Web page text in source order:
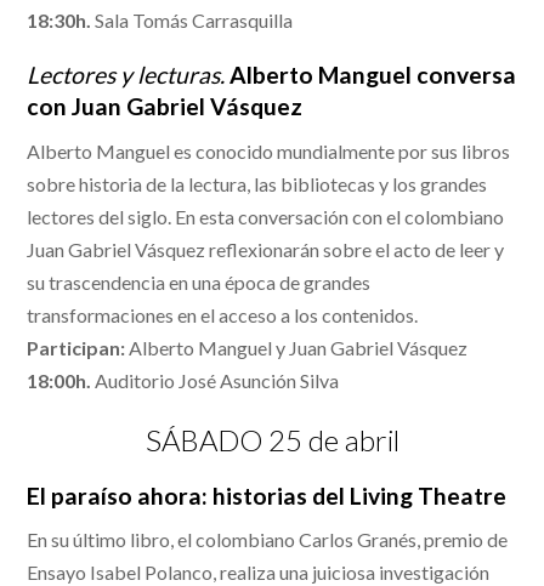
18:30h.Sala Tomás Carrasquilla
Lectores y lecturas.Alberto Manguel conversa
con Juan Gabriel Vásquez
Alberto Manguel es conocido mundialmente por sus libros
sobre historia de la lectura, las bibliotecas y los grandes
lectores del siglo. En esta conversación con el colombiano
Juan Gabriel Vásquez reflexionarán sobre el acto de leer y
su trascendencia en una época de grandes
transformaciones en el acceso a los contenidos.
Participan: Alberto Manguel y Juan Gabriel Vásquez
18:00h. Auditorio José Asunción Silva
SÁBADO 25 de abril
El paraíso ahora: historias del Living Theatre
En su último libro, el colombiano Carlos Granés, premio de
Ensayo Isabel Polanco, realiza una juiciosa investigación